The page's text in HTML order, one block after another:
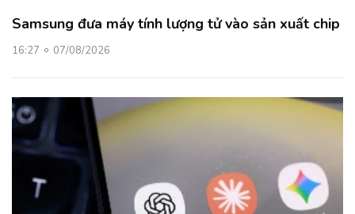
Samsung đưa máy tính lượng tử vào sản xuất chip
16:27 07/08/2026